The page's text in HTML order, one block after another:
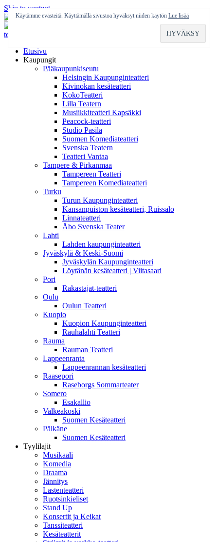
Skip to content
Etusivu
Kaupungit
Pääkaupunkiseutu
Helsingin Kaupunginteatteri
Kivinokan kesäteatteri
KokoTeatteri
Lilla Teatern
Musiikkiteatteri Kapsäkki
Peacock-teatteri
Studio Pasila
Suomen Komediateatteri
Svenska Teatern
Teatteri Vantaa
Tampere & Pirkanmaa
Tampereen Teatteri
Tampereen Komediateatteri
Turku
Turun Kaupunginteatteri
Kansanpuiston kesäteatteri, Ruissalo
Linnateatteri
Åbo Svenska Teater
Lahti
Lahden kaupunginteatteri
Jyväskylä & Keski-Suomi
Jyväskylän Kaupunginteatteri
Löytänän kesäteatteri | Viitasaari
Pori
Rakastajat-teatteri
Oulu
Oulun Teatteri
Kuopio
Kuopion Kaupunginteatteri
Rauhalahti Teatteri
Rauma
Rauman Teatteri
Lappeenranta
Lappeenrannan kesäteatteri
Raasepori
Raseborgs Sommarteater
Somero
Esakallio
Valkeakoski
Suomen Kesäteatteri
Pälkäne
Suomen Kesäteatteri
Tyylilajit
Musikaali
Komedia
Draama
Jännitys
Lastenteatteri
Ruotsinkieliset
Stand Up
Konsertit ja Keikat
Tanssiteatteri
Kesäteatterit
Käytämme evästeitä. Käyttämällä sivustoa hyväksyt niiden käytön Lue lisää